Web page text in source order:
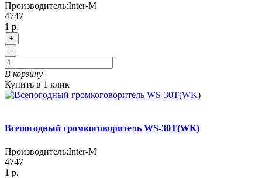
Производитель:Inter-M
4747
1 р.
+
-
В корзину
Купить в 1 клик
Всепогодный громкоговоритель WS-30T(WK)
Производитель:Inter-M
4747
1 р.